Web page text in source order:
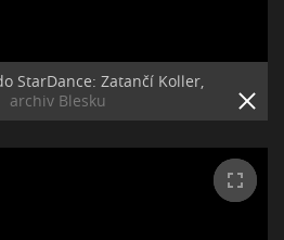
StarDance: Zatančí Koller,
archiv Blesku